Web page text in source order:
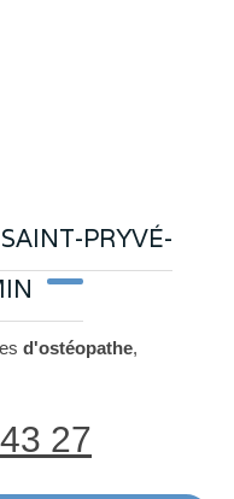
PRYVÉ-
d'ostéopathe,
27